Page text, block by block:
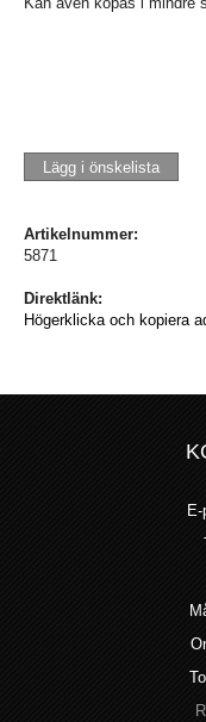
Lägg i önskelista
Artikelnummer:
5871
Direktlänk:
Högerklicka och kopiera